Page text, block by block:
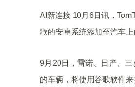
AI新连接 10月6日讯，
歌的安卓系统添加至汽车
9月20日，雷诺、日产、
的车辆，将使用谷歌软件